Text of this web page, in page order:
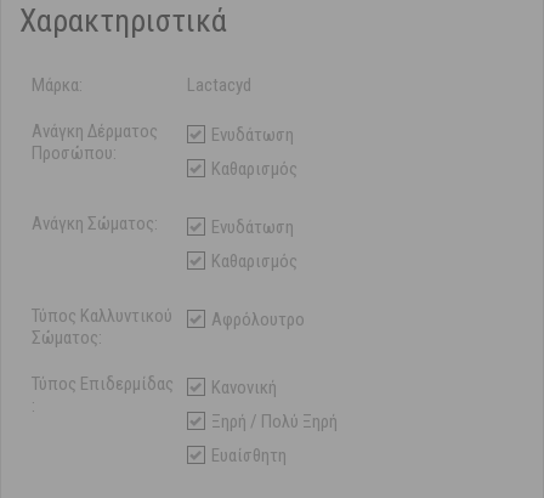
Χαρακτηριστικά
Μάρκα: Lactacyd
Ανάγκη Δέρματος
Προσώπου:
Ενυδάτωση
Καθαρισμός
Ανάγκη Σώματος:
Ενυδάτωση
Καθαρισμός
Τύπος Καλλυντικού
Σώματος:
Αφρόλουτρο
Τύπος Επιδερμίδας
:
Κανονική
Ξηρή / Πολύ Ξηρή
Ευαίσθητη